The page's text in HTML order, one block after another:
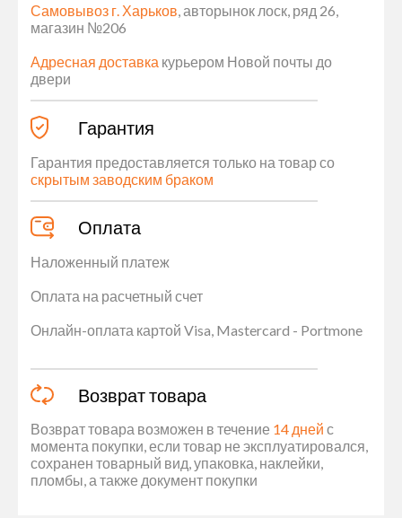
Самовывоз г. Харьков, авторынок лоск, ряд 26,
магазин №206
Адресная доставка курьером Новой почты до
двери
Гарантия
Гарантия предоставляется только на товар со
скрытым заводским браком
Оплата
Наложенный платеж
Оплата на расчетный счет
Онлайн-оплата картой Visa, Mastercard - Portmone
Возврат товара
Возврат товара возможен в течение 14 дней с
момента покупки, если товар не эксплуатировался,
сохранен товарный вид, упаковка, наклейки,
пломбы, а также документ покупки